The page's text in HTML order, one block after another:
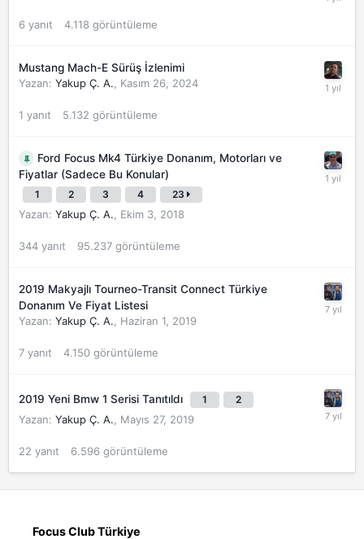
6 yanıt 4.118 görüntüleme
Mustang Mach-E Sürüş İzlenimi
Yazan: Yakup Ç. A. Kasım 26, 2024
1 yanıt 5.132 görüntüleme
Ford Focus Mk4 Türkiye Donanım, Motorları ve
Fiyatlar (Sadece Bu Konular)
1 2 3 4 23
Yazan: Yakup Ç. A. Ekim 3, 2018
344 yanıt 95.237 görüntüleme
2019 Makyajlı Tourneo-Transit Connect Türkiye
Donanım Ve Fiyat Listesi
Yazan: Yakup Ç. A. Haziran 1, 2019
7 yanıt 4.150 görüntüleme
2019 Yeni Bmw 1 Serisi Tanıtıldı 1 2
Yazan: Yakup Ç. A. Mayıs 27, 2019
22 yanıt 6.596 görüntüleme
Focus Club Türkiye